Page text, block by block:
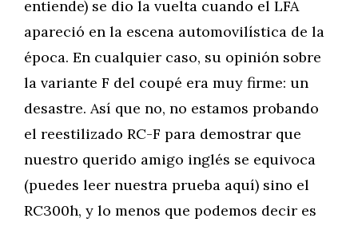
entiende) se dio la vuelta cuando el LFA
apareció en la escena automovilística de la
época. En cualquier caso, su opinión sobre
la variante F del coupé era muy firme: un
desastre. Así que no, no estamos probando
el reestilizado RC-F para demostrar que
nuestro querido amigo inglés se equivoca
(puedes leer nuestra prueba aquí) sino el
RC300h, y lo menos que podemos decir es